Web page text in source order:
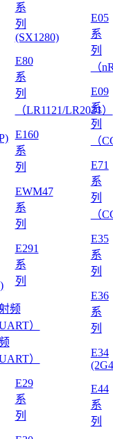
系
列
(SX1280)
E80
系
列
（LR1121/LR2021）
E160
系
列
EWM47
系
列
E291
系
列
）
E29
系
列
E05
系
列
（
E09
系
列
（
E71
系
列
（
E35
系
列
E36
系
列
E34
E44
系
列